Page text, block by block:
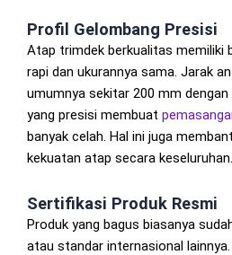
Profil Gelombang Presisi
Atap trimdek berkualitas memiliki
rapi dan ukurannya sama. Jarak
umumnya sekitar 200 mm dengan
yang presisi membuat
banyak celah. Hal ini juga
kekuatan atap secara keseluruhan.
Sertifikasi Produk Resmi
Produk yang bagus biasanya
atau standar internasional